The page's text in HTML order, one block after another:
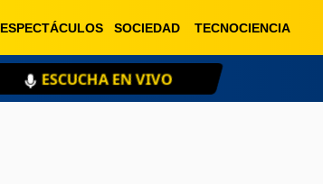
ESPECTÁCULOS SOCIEDAD TECNOCIENCIA
ESCUCHA EN VIVO